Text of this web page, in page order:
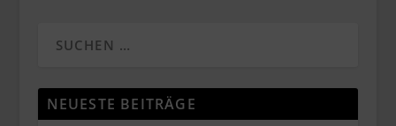
NEUESTE BEITRÄGE